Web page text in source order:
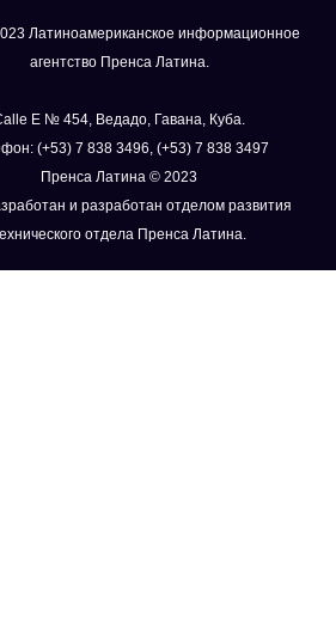
Латиноамериканское информационное
агентство Пренса Латина.
E № 454, Ведадо, Гавана, Куба.
(+53) 7 838 3496, (+53) 7 838 3497
Пренса Латина © 2023
и разработан отделом развития
отдела Пренса Латина.